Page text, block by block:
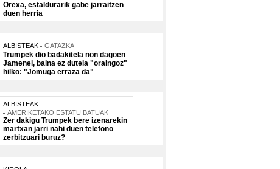
Orexa, estaldurarik gabe jarraitzen
duen herria
ALBISTEAK GATAZKA
Trumpek dio badakitela non dagoen
Jamenei, baina ez dutela "oraingoz"
hilko: "Jomuga erraza da"
ALBISTEAK
AMERIKETAKO ESTATU BATUAK
Zer dakigu Trumpek bere izenarekin
martxan jarri nahi duen telefono
zerbitzuari buruz?